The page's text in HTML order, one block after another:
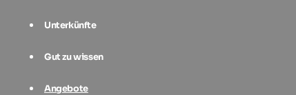
Unterkünfte
Gut zu wissen
Angebote